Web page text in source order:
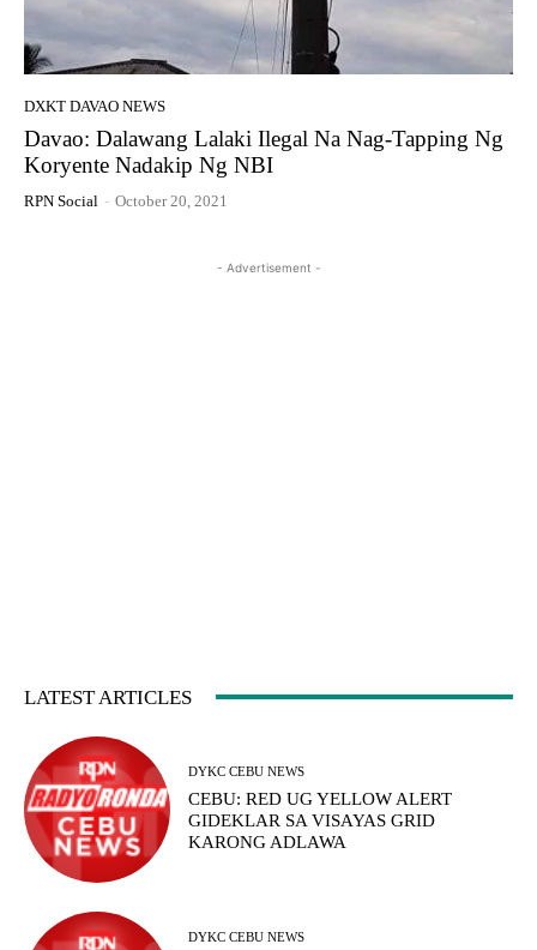
DXKT DAVAO NEWS
Davao: Dalawang Lalaki Ilegal Na Nag-Tapping Ng
Koryente Nadakip Ng NBI
RPN Social - October 20, 2021
- Advertisement -
LATEST ARTICLES
DYKC CEBU NEWS
CEBU: RED UG YELLOW ALERT
GIDEKLAR SA VISAYAS GRID
KARONG ADLAWA
DYKC CEBU NEWS